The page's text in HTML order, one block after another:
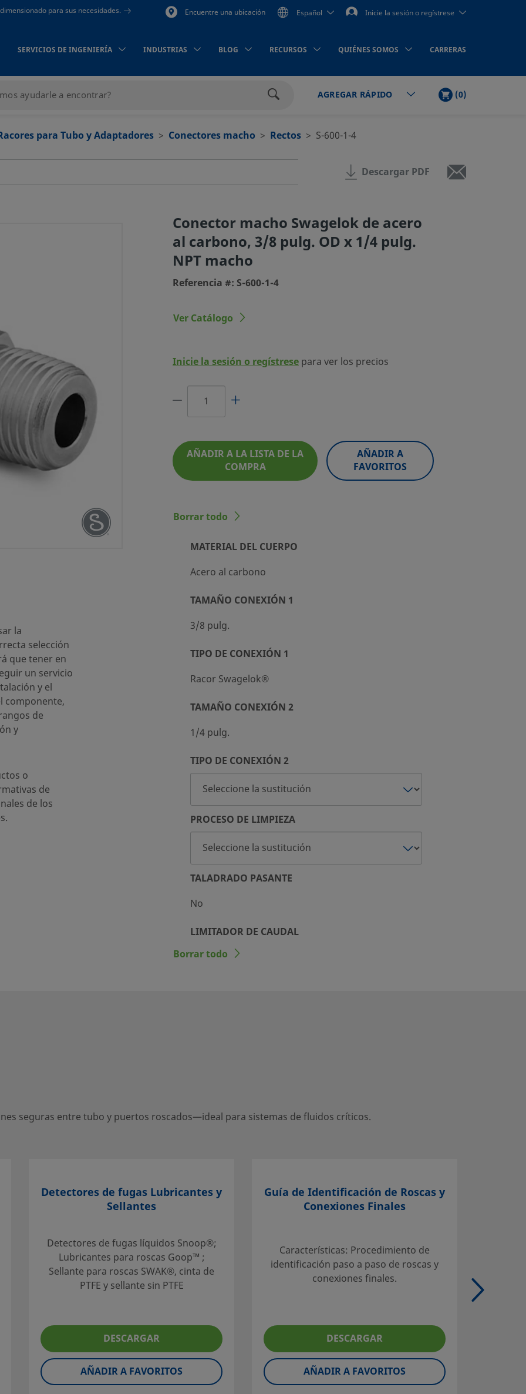
para sus necesidades. Encuentre una ubicación Español Inicie la sesión o regístrese
SERVICIOS DE INGENIERÍA INDUSTRIAS BLOG RECURSOS QUIÉNES SOMOS CARRERAS
AGREGAR RÁPIDO
LISTA
DE
(0)PRODUCTOS
para Tubo y Adaptadores Conectores macho Rectos S-600-1-4
ACERO
4 PULG.
MACHO
#: S-600-1-4
tubo y puertos
global
El
de
y
Descargar PDF
la
selección
que tener en
un servicio
y el
componente,
de
y
o
de
de los
Conector macho Swagelok de acero
al carbono, 3/8 pulg. OD x 1/4 pulg.
NPT macho
Referencia #: S-600-1-4
Ver Catálogo
Inicie la sesión o regístrese para ver los precios
AÑADIR A LA LISTA DE LA
COMPRA
AÑADIR A
FAVORITOS
Borrar todo
Acero al carbono
MATERIAL DEL CUERPO
3/8 pulg.
TAMAÑO CONEXIÓN 1
Racor Swagelok®
TIPO DE CONEXIÓN 1
1/4 pulg.
TAMAÑO CONEXIÓN 2
TIPO DE CONEXIÓN 2
PROCESO DE LIMPIEZA
No
TALADRADO PASANTE
No
LIMITADOR DE CAUDAL
Borrar todo
seguras entre tubo y puertos roscados—ideal para sistemas de fluidos críticos.
Detectores de fugas Lubricantes y
Sellantes
Detectores de fugas líquidos Snoop®;
Lubricantes para roscas Goop™ ;
Sellante para roscas SWAK®, cinta de
PTFE y sellante sin PTFE
DESCARGAR
AÑADIR A FAVORITOS
Guía de Identificación de Roscas y
Conexiones Finales
Características: Procedimiento de
identificación paso a paso de roscas y
conexiones finales.
DESCARGAR
AÑADIR A FAVORITOS